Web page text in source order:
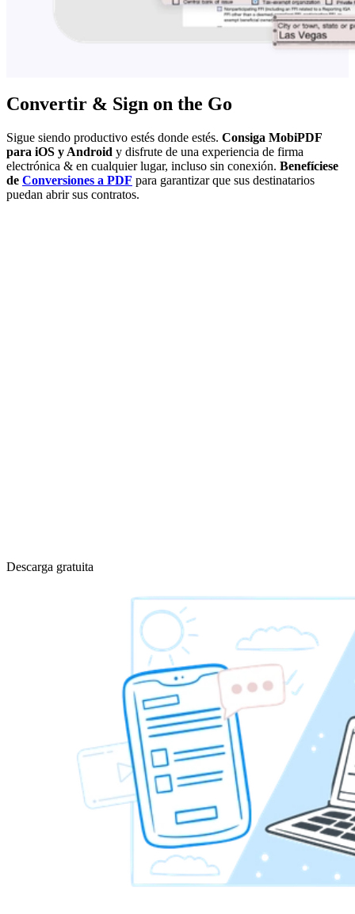
Convertir & Sign on the Go
Sigue siendo productivo estés donde estés. Consiga MobiPDF
para iOS y Android y disfrute de una experiencia de firma
electrónica & en cualquier lugar, incluso sin conexión. Benefíciese
de Conversiones a PDF para garantizar que sus destinatarios
puedan abrir sus contratos.
Descarga gratuita